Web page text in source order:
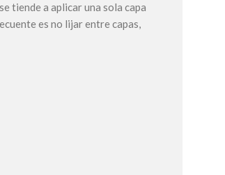
tiende a aplicar una sola capa
es no lijar entre capas,